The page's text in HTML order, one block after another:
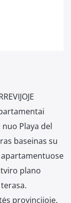
Playa del
baseinas su
plano
provincijoje,